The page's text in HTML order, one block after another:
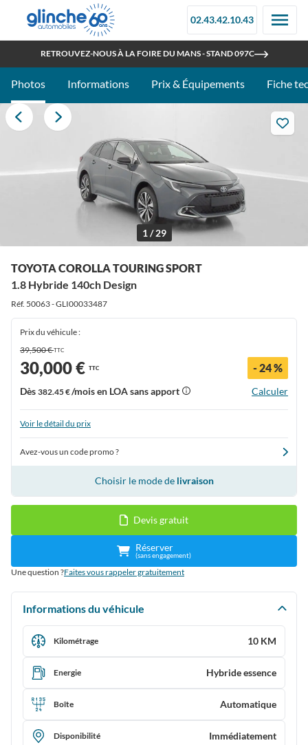
02.43.42.10.43
RETROUVEZ-NOUS À LA FOIRE DU MANS - STAND 097C
OUVERT TOUT L'ÉTÉ
Photos Informations Prix & Équipements Fiche
1 / 29
TOYOTA COROLLA TOURING SPORT
1.8 Hybride 140ch Design
Réf. 50063 - GLI00033487
Prix du véhicule :
39,500 €TTC
30,000 € TTC - 24 %
Dès 382.45 €/mois en LOA sans apport Calculer
Voir le détail du prix
Avez-vous un code promo ?
Choisir le mode de livraison
Devis gratuit
Réserver
(sans engagement)
Une question ?Faites vous rappeler gratuitement
Informations du véhicule
Kilométrage 10 KM
Energie Hybride essence
Boîte Automatique
Disponibilité Immédiatement